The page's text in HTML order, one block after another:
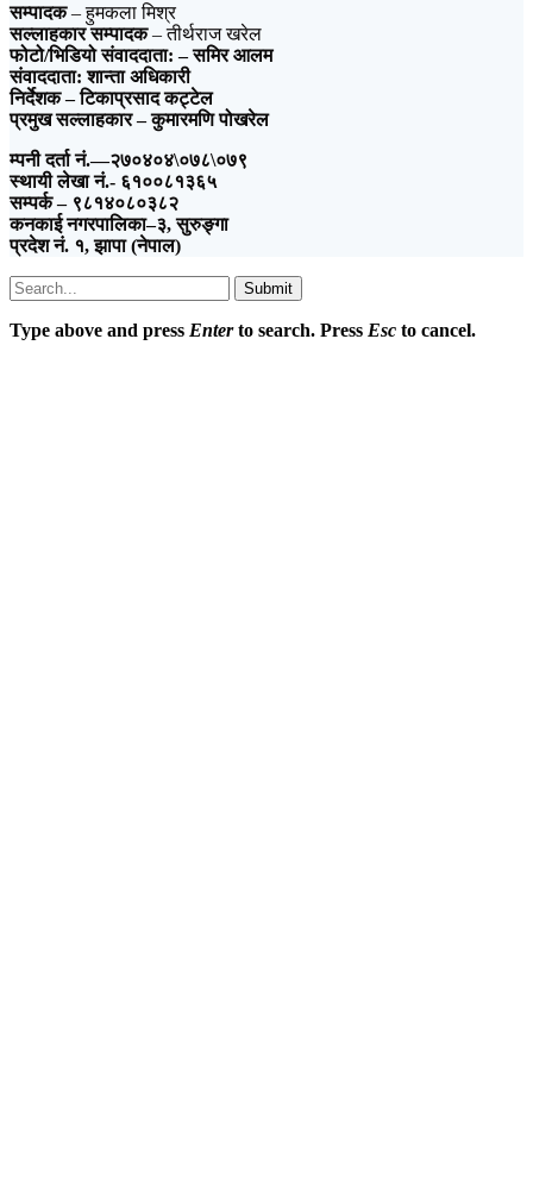
सम्पादक– हुमकला मिश्र
सल्लाहकार सम्पादक– तीर्थराज खरेल
फोटो/भिडियो संवाददाता:– समिर आलम
संवाददाता:शान्ता अधिकारी
निर्देशक– टिकाप्रसाद कट्टेल
प्रमुख सल्लाहकार– कुमारमणि पोखरेल
म्पनी दर्ता नं.—२७०४०४\०७८\०७९
स्थायी लेखा नं.- ६१००८१३६५
सम्पर्क – ९८१४०८०३८२
कनकाई नगरपालिका–३, सुरुङ्गा
प्रदेश नं. १, झापा (नेपाल)
Submit
Type above and press Enterto search. Press Esc to cancel.